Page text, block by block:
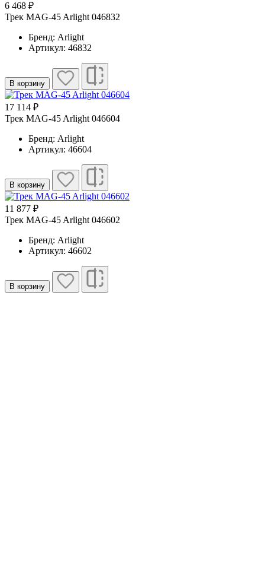
6 468 ₽
Трек MAG-45 Arlight 046832
Бренд: Arlight
Артикул: 46832
В корзину
17 114 ₽
Трек MAG-45 Arlight 046604
Бренд: Arlight
Артикул: 46604
В корзину
11 877 ₽
Трек MAG-45 Arlight 046602
Бренд: Arlight
Артикул: 46602
В корзину